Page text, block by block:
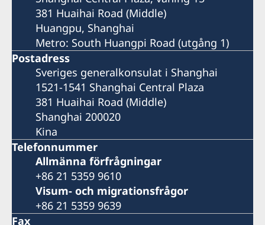
381 Huaihai Road (Middle)
Huangpu, Shanghai
Metro: South Huangpi Road (utgång 1)
Postadress
Sveriges generalkonsulat i Shanghai
1521-1541 Shanghai Central Plaza
381 Huaihai Road (Middle)
Shanghai 200020
Kina
Telefonnummer
Allmänna förfrågningar
+86 21 5359 9610
Visum- och migrationsfrågor
+86 21 5359 9639
Fax